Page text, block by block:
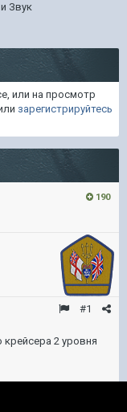
Звук
или на просмотр
зарегистрируйтесь
190
#1
2 уровня